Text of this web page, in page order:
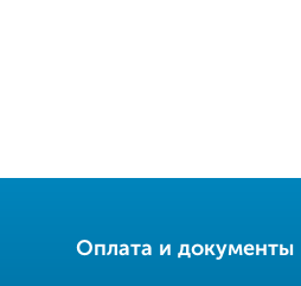
Оплата и документы